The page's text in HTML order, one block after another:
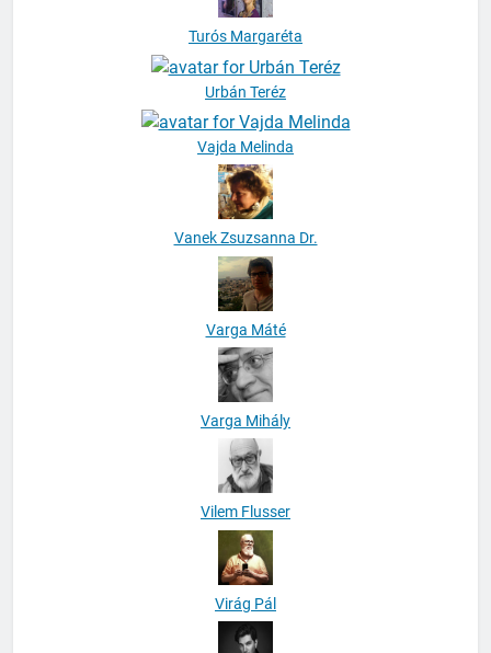
Turós Margaréta
Urbán Teréz
Vajda Melinda
Vanek Zsuzsanna Dr.
Varga Máté
Varga Mihály
Vilem Flusser
Virág Pál